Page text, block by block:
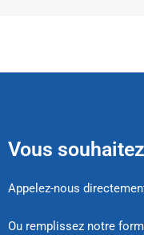
Vous
Appelez-nous
Ou remplissez notre